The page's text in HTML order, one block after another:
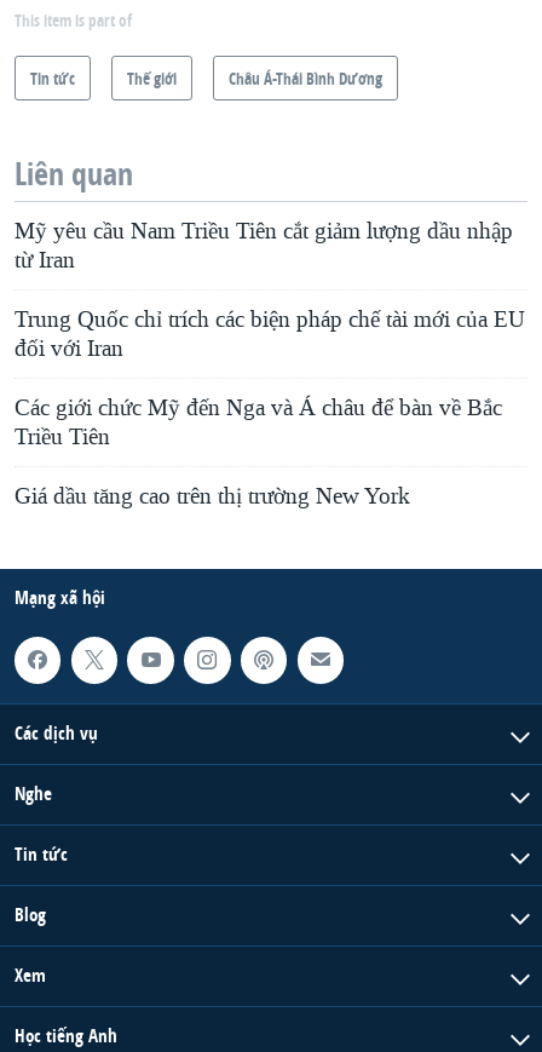
This item is part of
Tin tức Thế giới Châu Á-Thái Bình Dương
Liên quan
Mỹ yêu cầu Nam Triều Tiên cắt giảm lượng dầu nhập
từ Iran
Trung Quốc chỉ trích các biện pháp chế tài mới của EU
đối với Iran
Các giới chức Mỹ đến Nga và Á châu để bàn về Bắc
Triều Tiên
Giá dầu tăng cao trên thị trường New York
Mạng xã hội
Các dịch vụ
Nghe
Tin tức
Blog
Xem
Học tiếng Anh